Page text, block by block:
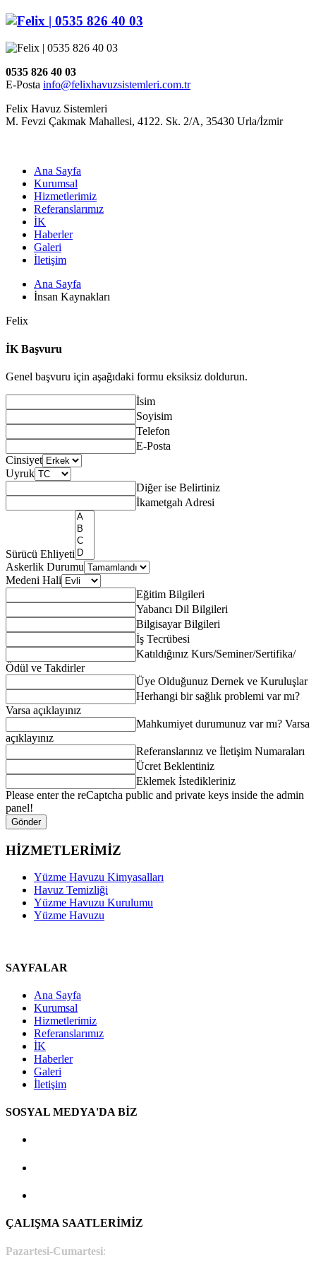
0535 826 40 03
E-Posta info@felixhavuzsistemleri.com.tr
Felix Havuz Sistemleri
M. Fevzi Çakmak Mahallesi, 4122. Sk. 2/A, 35430 Urla/İzmir
Ana Sayfa
Kurumsal
Hizmetlerimiz
Referanslarımız
İK
Haberler
Galeri
İletişim
Ana Sayfa
İnsan Kaynakları
Felix
İK Başvuru
Genel başvuru için aşağıdaki formu eksiksiz doldurun.
İsim
Soyisim
Telefon
E-Posta
Cinsiyet
Uyruk
Diğer ise Belirtiniz
İkametgah Adresi
Sürücü Ehliyeti
Askerlik Durumu
Medeni Hali
Eğitim Bilgileri
Yabancı Dil Bilgileri
Bilgisayar Bilgileri
İş Tecrübesi
Katıldığınız Kurs/Seminer/Sertifika/
Ödül ve Takdirler
Üye Olduğunuz Dernek ve Kuruluşlar
Herhangi bir sağlık problemi var mı?
Varsa açıklayınız
Mahkumiyet durumunuz var mı? Varsa
açıklayınız
Referanslarınız ve İletişim Numaraları
Ücret Beklentiniz
Eklemek İstedikleriniz
Please enter the reCaptcha public and private keys inside the admin
panel!
Gönder
HİZMETLERİMİZ
Yüzme Havuzu Kimyasalları
Havuz Temizliği
Yüzme Havuzu Kurulumu
Yüzme Havuzu
SAYFALAR
Ana Sayfa
Kurumsal
Hizmetlerimiz
Referanslarımız
İK
Haberler
Galeri
İletişim
SOSYAL MEDYA'DA BİZ
ÇALIŞMA SAATLERİMİZ
Pazartesi-Cumartesi: